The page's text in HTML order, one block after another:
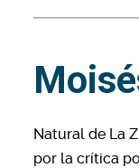
Natural de La
por la crítica